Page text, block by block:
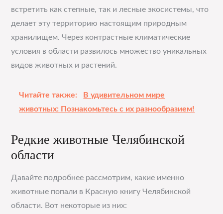
встретить как степные, так и лесные экосистемы, что
делает эту территорию настоящим природным
хранилищем. Через контрастные климатические
условия в области развилось множество уникальных
видов животных и растений.
Читайте также:
В удивительном мире
животных: Познакомьтесь с их разнообразием!
Редкие животные Челябинской
области
Давайте подробнее рассмотрим, какие именно
животные попали в Красную книгу Челябинской
области. Вот некоторые из них: